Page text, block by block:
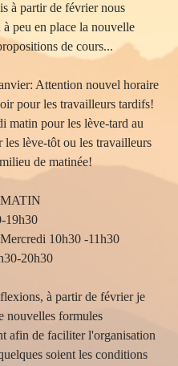
à partir de février nous
à peu en place la nouvelle
de cours...
Attention nouvel horaire
pour les travailleurs tardifs!
matin pour les lève-tard au
les lève-tôt ou les travailleurs
de matinée!
		MATIN
19h30
		Mercredi 10h30 -11h30
20h30
à partir de février je
nouvelles formules
afin de faciliter l'organisation
soient les conditions